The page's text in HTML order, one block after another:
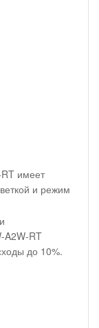
имеет
и режим
A2W-RT
до 10%.